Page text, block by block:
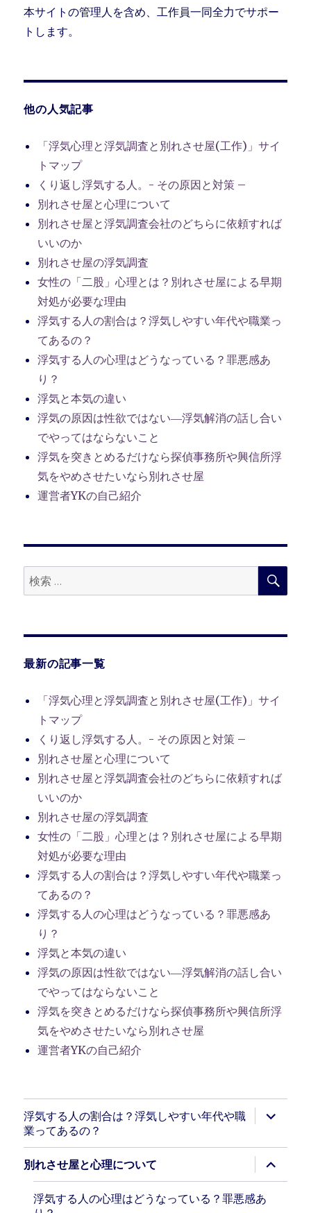
本サイトの管理人を含め、工作員一同全力でサポー
トします。
他の人気記事
「浮気心理と浮気調査と別れさせ屋(工作)」サイ
トマップ
くり返し浮気する人。- その原因と対策 –
別れさせ屋と心理について
別れさせ屋と浮気調査会社のどちらに依頼すれば
いいのか
別れさせ屋の浮気調査
女性の「二股」心理とは？別れさせ屋による早期
対処が必要な理由
浮気する人の割合は？浮気しやすい年代や職業っ
てあるの？
浮気する人の心理はどうなっている？罪悪感あ
り？
浮気と本気の違い
浮気の原因は性欲ではない―浮気解消の話し合い
でやってはならないこと
浮気を突きとめるだけなら探偵事務所や興信所浮
気をやめさせたいなら別れさせ屋
運営者YKの自己紹介
検
索:
検
最新の記事一覧
「浮気心理と浮気調査と別れさせ屋(工作)」サイ
トマップ
くり返し浮気する人。- その原因と対策 –
別れさせ屋と心理について
別れさせ屋と浮気調査会社のどちらに依頼すれば
いいのか
別れさせ屋の浮気調査
女性の「二股」心理とは？別れさせ屋による早期
対処が必要な理由
浮気する人の割合は？浮気しやすい年代や職業っ
てあるの？
浮気する人の心理はどうなっている？罪悪感あ
り？
浮気と本気の違い
浮気の原因は性欲ではない―浮気解消の話し合い
でやってはならないこと
浮気を突きとめるだけなら探偵事務所や興信所浮
気をやめさせたいなら別れさせ屋
運営者YKの自己紹介
浮気する人の割合は？浮気しやすい年代や職
業ってあるの？
ブ
ニ
ュ
を
開
別れさせ屋と心理について
ブ
メ
ニ
ュ
浮気する人の心理はどうなっている？罪悪感あ